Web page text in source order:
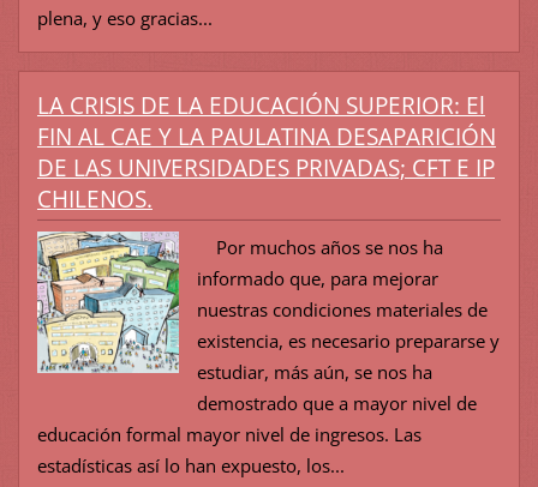
plena, y eso gracias...
LA CRISIS DE LA EDUCACIÓN SUPERIOR: El
FIN AL CAE Y LA PAULATINA DESAPARICIÓN
DE LAS UNIVERSIDADES PRIVADAS; CFT E IP
CHILENOS.
Por muchos años se nos ha
informado que, para mejorar
nuestras condiciones materiales de
existencia, es necesario prepararse y
estudiar, más aún, se nos ha
demostrado que a mayor nivel de
educación formal mayor nivel de ingresos. Las
estadísticas así lo han expuesto, los...